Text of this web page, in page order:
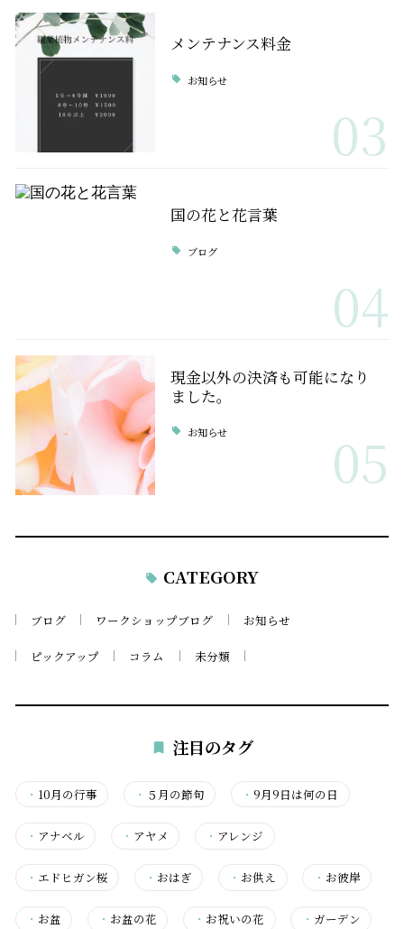
メンテナンス料金
お知らせ
03
国の花と花言葉
ブログ
04
現金以外の決済も可能になり
ました。
お知らせ 05
CATEGORY
ブログ ワークショップブログ お知らせ
ピックアップ コラム 未分類
注目のタグ
・ 10月の行事 ・ ５月の節句 ・9月9日は何の日
・ アナベル ・ アヤメ ・ アレンジ
・ エドヒガン桜 ・ おはぎ ・ お供え ・ お彼岸
・ お盆 ・ お盆の花 ・ お祝いの花 ・ ガーデン